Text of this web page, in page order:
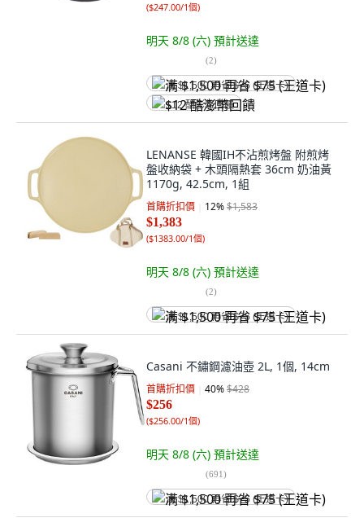
($247.00/1個)
明天 8/8 (六) 預計送達
(2)
满 $1,500 再省 $75 (王道卡)
$12 酷澎幣回饋
LENANSE 韓國IH不沾煎烤盤 附煎烤
盤收納袋 + 木頭隔熱套 36cm 奶油黃
1170g, 42.5cm, 1組
首購折扣價 12%$1,583
$1,383
($1383.00/1個)
明天 8/8 (六) 預計送達
(2)
满 $1,500 再省 $75 (王道卡)
Casani 不鏽鋼濾油壺 2L, 1個, 14cm
首購折扣價 40%$428
$256
($256.00/1個)
明天 8/8 (六) 預計送達
(691)
满 $1,500 再省 $75 (王道卡)